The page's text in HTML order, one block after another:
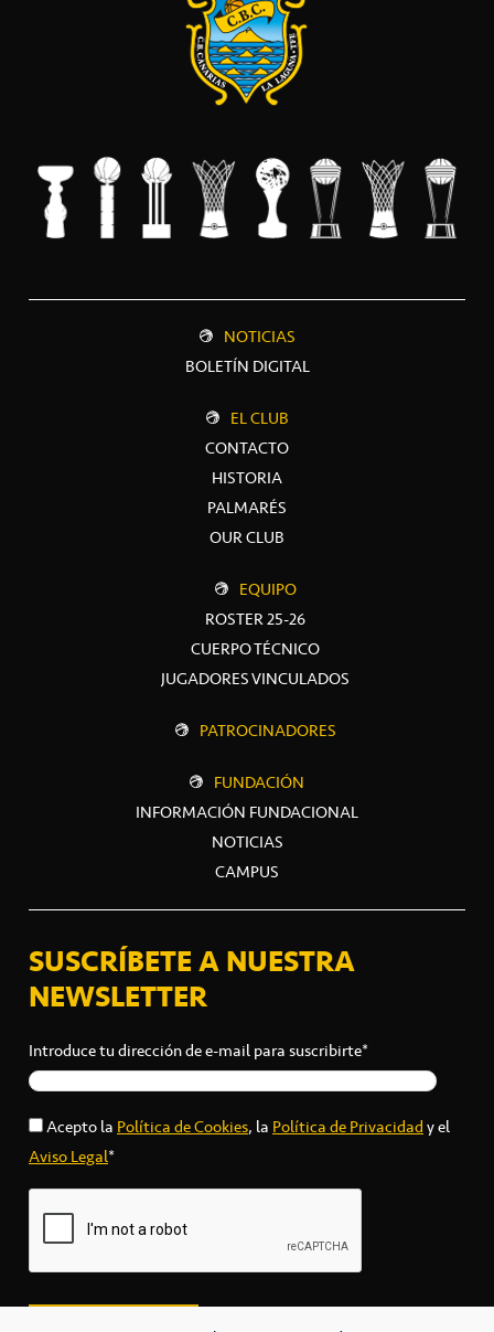
NOTICIAS
BOLETÍN DIGITAL
EL CLUB
CONTACTO
HISTORIA
PALMARÉS
OUR CLUB
EQUIPO
ROSTER 25-26
CUERPO TÉCNICO
JUGADORES VINCULADOS
PATROCINADORES
FUNDACIÓN
INFORMACIÓN FUNDACIONAL
NOTICIAS
CAMPUS
SUSCRÍBETE A NUESTRA
NEWSLETTER
Introduce tu dirección de e-mail para suscribirte*
Acepto laPolítica de Cookies, laPolítica de Privacidady el
Aviso Legal*